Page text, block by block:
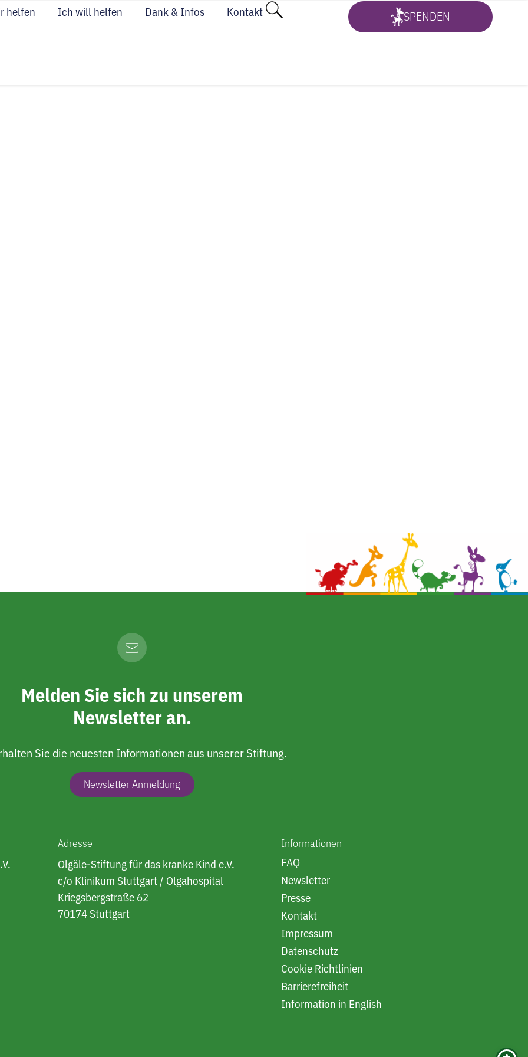
helfen Ich will helfen Dank & Infos Kontakt SPENDEN
Melden Sie sich zu unserem
Newsletter an.
Sie die neuesten Informationen aus unserer Stiftung.
Newsletter Anmeldung
Adresse
Olgäle-Stiftung für das kranke Kind e.V.
c/o Klinikum Stuttgart / Olgahospital
Kriegsbergstraße 62
70174 Stuttgart
Informationen
FAQ
Newsletter
Presse
Kontakt
Impressum
Datenschutz
Cookie Richtlinien
Barrierefreiheit
Information in English